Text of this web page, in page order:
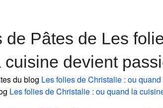
de Pâtes de Les
cuisine devient
du blog Les folies de Christalie : ou
Les folies de Christalie : ou quand la